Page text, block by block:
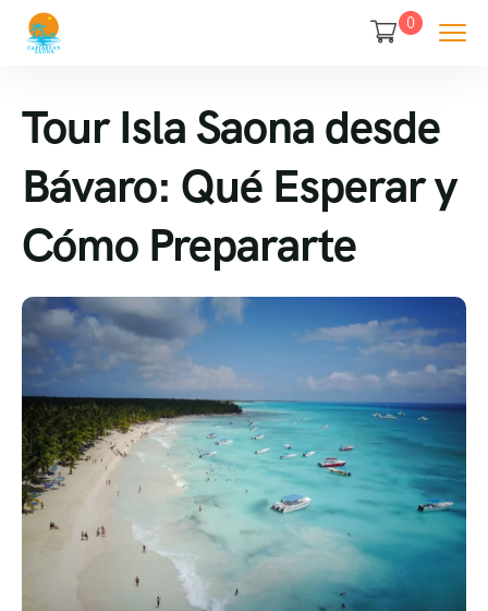
0
Tour Isla Saona desde
Bávaro: Qué Esperar y
Cómo Prepararte